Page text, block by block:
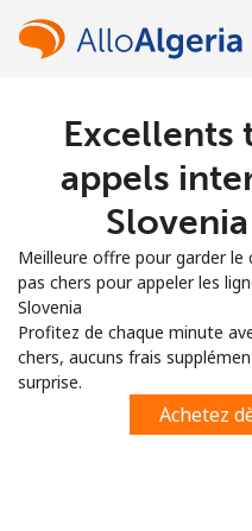
Vous avez déjà un
Excellents
appels
Meilleure offre pour garder
pas chers pour appeler les
Slovenia
Profitez de chaque minute
chers, aucuns frais
surprise.
Achetez